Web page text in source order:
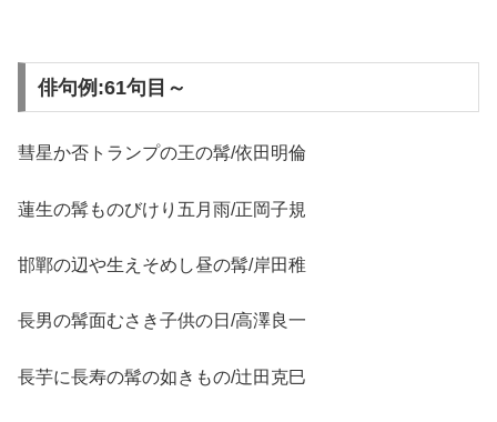
俳句例:61句目～
彗星か否トランプの王の髯/依田明倫
蓮生の髯ものびけり五月雨/正岡子規
邯鄲の辺や生えそめし昼の髯/岸田稚
長男の髯面むさき子供の日/高澤良一
長芋に長寿の髯の如きもの/辻田克巳